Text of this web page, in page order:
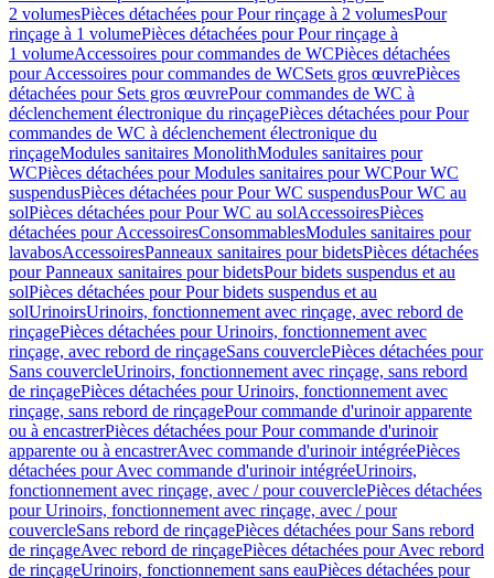
2 volumesPièces détachées pour Pour rinçage à 2 volumesPour
rinçage à 1 volumePièces détachées pour Pour rinçage à
1 volumeAccessoires pour commandes de WCPièces détachées
pour Accessoires pour commandes de WCSets gros œuvrePièces
détachées pour Sets gros œuvrePour commandes de WC à
déclenchement électronique du rinçagePièces détachées pour Pour
commandes de WC à déclenchement électronique du
rinçageModules sanitaires MonolithModules sanitaires pour
WCPièces détachées pour Modules sanitaires pour WCPour WC
suspendusPièces détachées pour Pour WC suspendusPour WC au
solPièces détachées pour Pour WC au solAccessoiresPièces
détachées pour AccessoiresConsommablesModules sanitaires pour
lavabosAccessoiresPanneaux sanitaires pour bidetsPièces détachées
pour Panneaux sanitaires pour bidetsPour bidets suspendus et au
solPièces détachées pour Pour bidets suspendus et au
solUrinoirsUrinoirs, fonctionnement avec rinçage, avec rebord de
rinçagePièces détachées pour Urinoirs, fonctionnement avec
rinçage, avec rebord de rinçageSans couverclePièces détachées pour
Sans couvercleUrinoirs, fonctionnement avec rinçage, sans rebord
de rinçagePièces détachées pour Urinoirs, fonctionnement avec
rinçage, sans rebord de rinçagePour commande d'urinoir apparente
ou à encastrerPièces détachées pour Pour commande d'urinoir
apparente ou à encastrerAvec commande d'urinoir intégréePièces
détachées pour Avec commande d'urinoir intégréeUrinoirs,
fonctionnement avec rinçage, avec / pour couverclePièces détachées
pour Urinoirs, fonctionnement avec rinçage, avec / pour
couvercleSans rebord de rinçagePièces détachées pour Sans rebord
de rinçageAvec rebord de rinçagePièces détachées pour Avec rebord
de rinçageUrinoirs, fonctionnement sans eauPièces détachées pour